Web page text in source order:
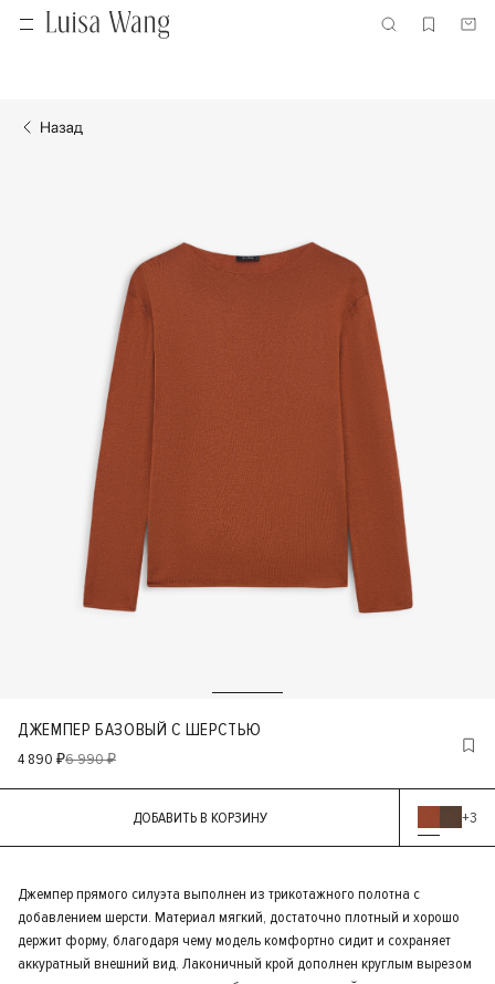
ДЖЕМПЕР БАЗОВЫЙ С ШЕРСТЬЮ
4 890 ₽6 990 ₽
ДОБАВИТЬ В КОРЗИНУ +3
Джемпер прямого силуэта выполнен из трикотажного полотна с
добавлением шерсти. Материал мягкий, достаточно плотный и хорошо
держит форму, благодаря чему модель комфортно сидит и сохраняет
аккуратный внешний вид. Лаконичный крой дополнен круглым вырезом